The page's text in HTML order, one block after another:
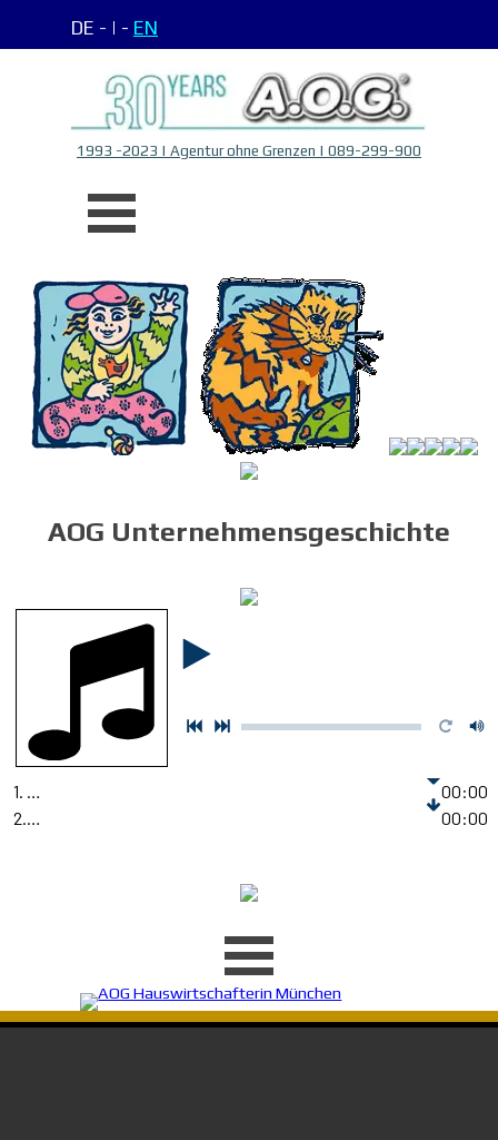
DE - | - EN
1993 -2023 | Agentur ohne Grenzen | 089-299-900
AOG Unternehmensgeschichte
1. AOG Radio Werbe Spot
00:00
2. srf.ch/radio-srf-virus/kompass/
00:00
Menü überspringen